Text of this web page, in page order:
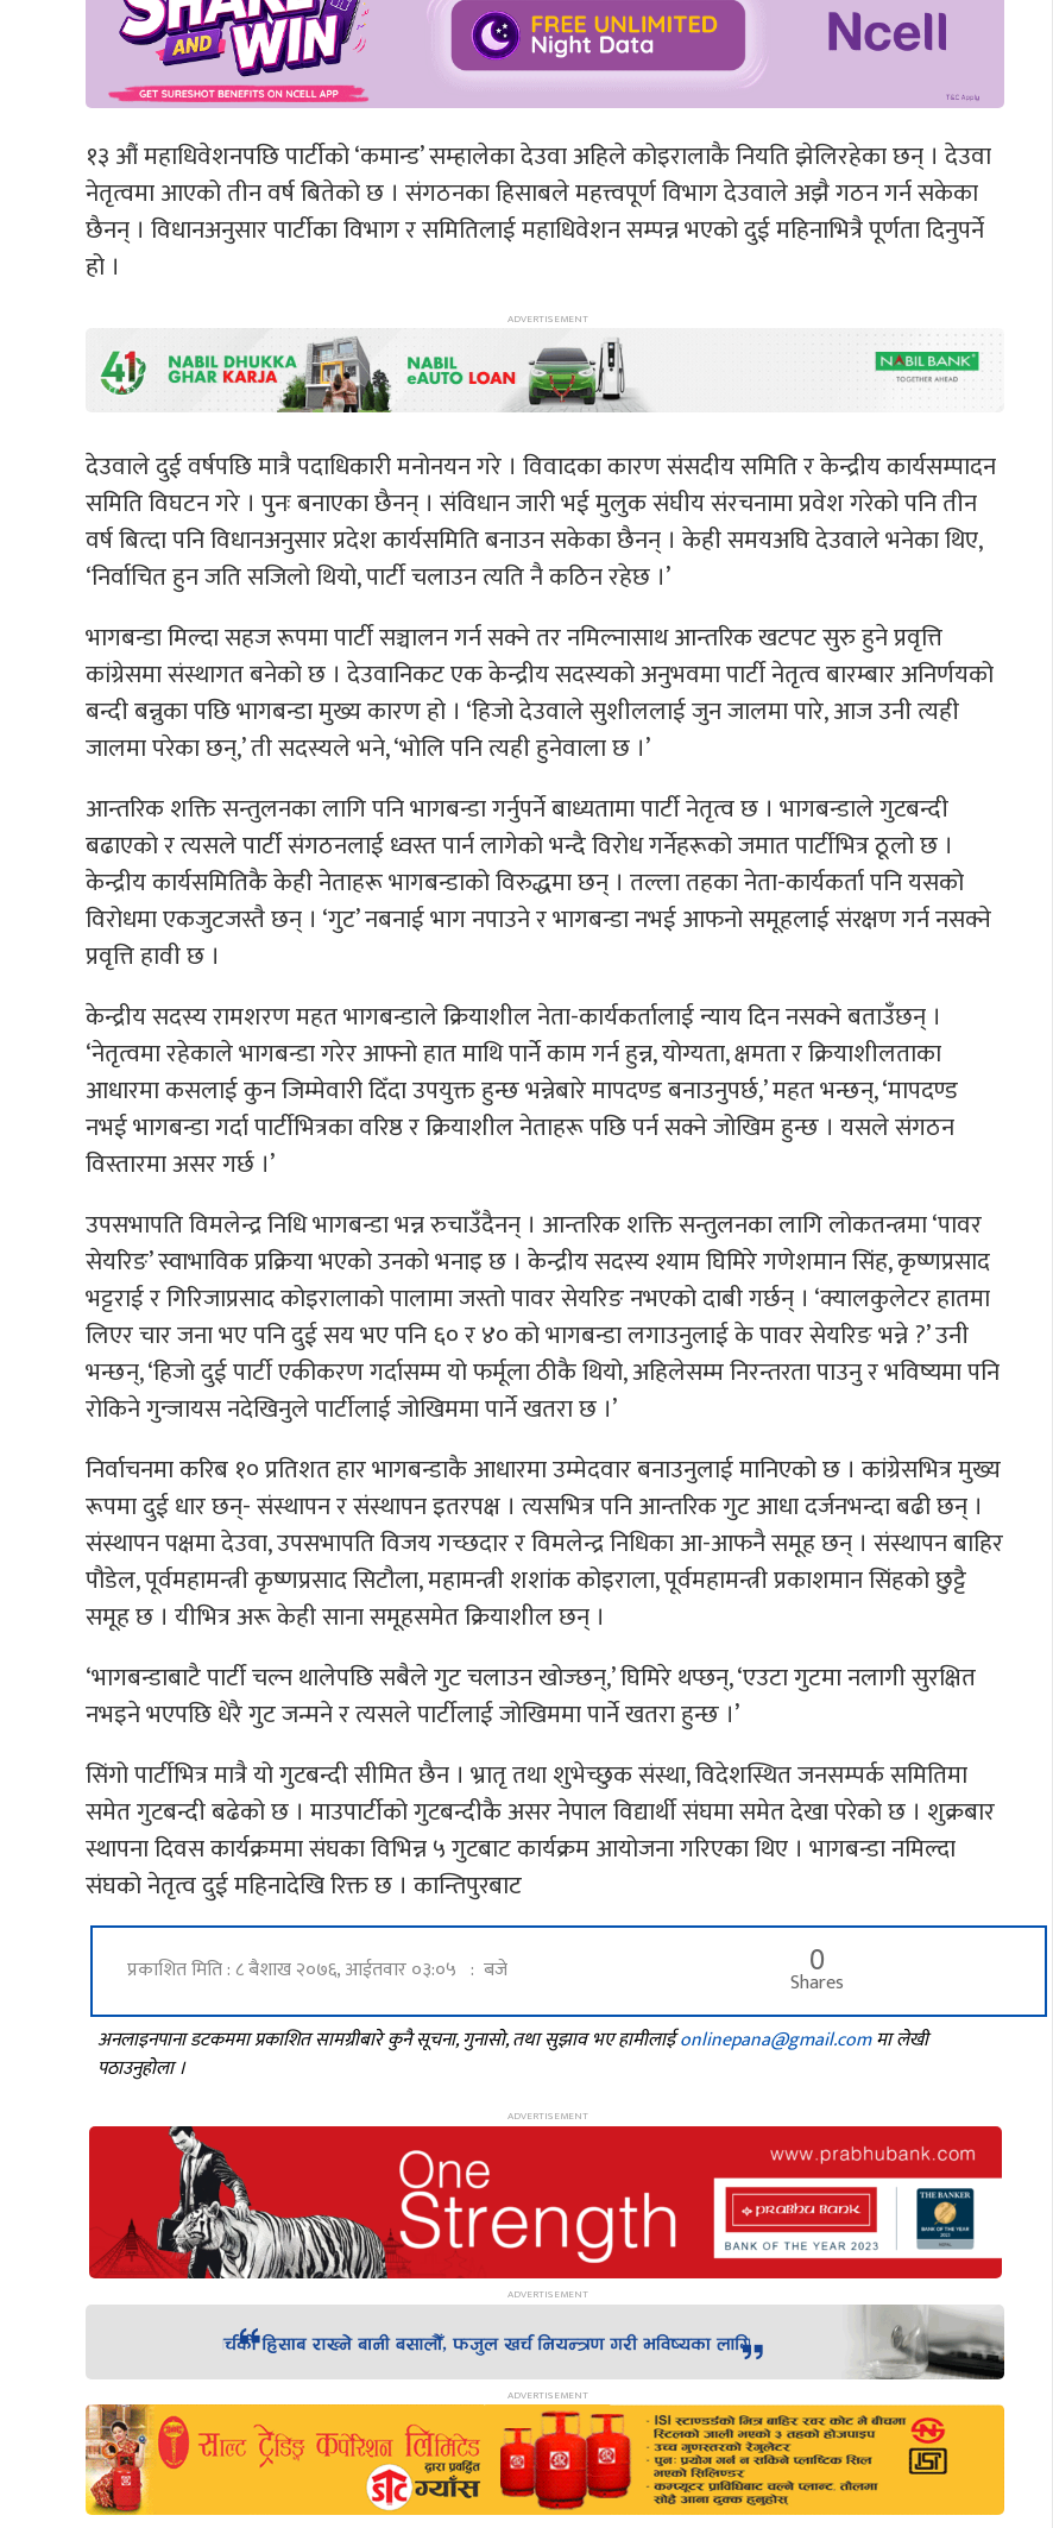
१३ औं महाधिवेशनपछि पार्टीको ‘कमान्ड’ सम्हालेका देउवा अहिले कोइरालाकै नियति झेलिरहेका छन् । देउवा
नेतृत्वमा आएको तीन वर्ष बितेको छ । संगठनका हिसाबले महत्त्वपूर्ण विभाग देउवाले अझै गठन गर्न सकेका
छैनन् । विधानअनुसार पार्टीका विभाग र समितिलाई महाधिवेशन सम्पन्न भएको दुई महिनाभित्रै पूर्णता दिनुपर्ने
हो ।
देउवाले दुई वर्षपछि मात्रै पदाधिकारी मनोनयन गरे । विवादका कारण संसदीय समिति र केन्द्रीय कार्यसम्पादन
समिति विघटन गरे । पुनः बनाएका छैनन् । संविधान जारी भई मुलुक संघीय संरचनामा प्रवेश गरेको पनि तीन
वर्ष बित्दा पनि विधानअनुसार प्रदेश कार्यसमिति बनाउन सकेका छैनन् । केही समयअघि देउवाले भनेका थिए,
‘निर्वाचित हुन जति सजिलो थियो, पार्टी चलाउन त्यति नै कठिन रहेछ ।’
भागबन्डा मिल्दा सहज रूपमा पार्टी सञ्चालन गर्न सक्ने तर नमिल्नासाथ आन्तरिक खटपट सुरु हुने प्रवृत्ति
कांग्रेसमा संस्थागत बनेको छ । देउवानिकट एक केन्द्रीय सदस्यको अनुभवमा पार्टी नेतृत्व बारम्बार अनिर्णयको
बन्दी बन्नुका पछि भागबन्डा मुख्य कारण हो । ‘हिजो देउवाले सुशीललाई जुन जालमा पारे, आज उनी त्यही
जालमा परेका छन्,’ ती सदस्यले भने, ‘भोलि पनि त्यही हुनेवाला छ ।’
आन्तरिक शक्ति सन्तुलनका लागि पनि भागबन्डा गर्नुपर्ने बाध्यतामा पार्टी नेतृत्व छ । भागबन्डाले गुटबन्दी
बढाएको र त्यसले पार्टी संगठनलाई ध्वस्त पार्न लागेको भन्दै विरोध गर्नेहरूको जमात पार्टीभित्र ठूलो छ ।
केन्द्रीय कार्यसमितिकै केही नेताहरू भागबन्डाको विरुद्धमा छन् । तल्ला तहका नेता-कार्यकर्ता पनि यसको
विरोधमा एकजुटजस्तै छन् । ‘गुट’ नबनाई भाग नपाउने र भागबन्डा नभई आफनो समूहलाई संरक्षण गर्न नसक्ने
प्रवृत्ति हावी छ ।
केन्द्रीय सदस्य रामशरण महत भागबन्डाले क्रियाशील नेता-कार्यकर्तालाई न्याय दिन नसक्ने बताउँछन् ।
‘नेतृत्वमा रहेकाले भागबन्डा गरेर आफ्नो हात माथि पार्ने काम गर्न हुन्न, योग्यता, क्षमता र क्रियाशीलताका
आधारमा कसलाई कुन जिम्मेवारी दिँदा उपयुक्त हुन्छ भन्नेबारे मापदण्ड बनाउनुपर्छ,’ महत भन्छन्, ‘मापदण्ड
नभई भागबन्डा गर्दा पार्टीभित्रका वरिष्ठ र क्रियाशील नेताहरू पछि पर्न सक्ने जोखिम हुन्छ । यसले संगठन
विस्तारमा असर गर्छ ।’
उपसभापति विमलेन्द्र निधि भागबन्डा भन्न रुचाउँदैनन् । आन्तरिक शक्ति सन्तुलनका लागि लोकतन्त्रमा ‘पावर
सेयरिङ’ स्वाभाविक प्रक्रिया भएको उनको भनाइ छ । केन्द्रीय सदस्य श्याम घिमिरे गणेशमान सिंह, कृष्णप्रसाद
भट्टराई र गिरिजाप्रसाद कोइरालाको पालामा जस्तो पावर सेयरिङ नभएको दाबी गर्छन् । ‘क्यालकुलेटर हातमा
लिएर चार जना भए पनि दुई सय भए पनि ६० र ४० को भागबन्डा लगाउनुलाई के पावर सेयरिङ भन्ने ?’ उनी
भन्छन्, ‘हिजो दुई पार्टी एकीकरण गर्दासम्म यो फर्मूला ठीकै थियो, अहिलेसम्म निरन्तरता पाउनु र भविष्यमा पनि
रोकिने गुन्जायस नदेखिनुले पार्टीलाई जोखिममा पार्ने खतरा छ ।’
निर्वाचनमा करिब १० प्रतिशत हार भागबन्डाकै आधारमा उम्मेदवार बनाउनुलाई मानिएको छ । कांग्रेसभित्र मुख्य
रूपमा दुई धार छन्- संस्थापन र संस्थापन इतरपक्ष । त्यसभित्र पनि आन्तरिक गुट आधा दर्जनभन्दा बढी छन् ।
संस्थापन पक्षमा देउवा, उपसभापति विजय गच्छदार र विमलेन्द्र निधिका आ-आफनै समूह छन् । संस्थापन बाहिर
पौडेल, पूर्वमहामन्त्री कृष्णप्रसाद सिटौला, महामन्त्री शशांक कोइराला, पूर्वमहामन्त्री प्रकाशमान सिंहको छुट्टै
समूह छ । यीभित्र अरू केही साना समूहसमेत क्रियाशील छन् ।
‘भागबन्डाबाटै पार्टी चल्न थालेपछि सबैले गुट चलाउन खोज्छन्,’ घिमिरे थप्छन्, ‘एउटा गुटमा नलागी सुरक्षित
नभइने भएपछि धेरै गुट जन्मने र त्यसले पार्टीलाई जोखिममा पार्ने खतरा हुन्छ ।’
सिंगो पार्टीभित्र मात्रै यो गुटबन्दी सीमित छैन । भ्रातृ तथा शुभेच्छुक संस्था, विदेशस्थित जनसम्पर्क समितिमा
समेत गुटबन्दी बढेको छ । माउपार्टीको गुटबन्दीकै असर नेपाल विद्यार्थी संघमा समेत देखा परेको छ । शुक्रबार
स्थापना दिवस कार्यक्रममा संघका विभिन्न ५ गुटबाट कार्यक्रम आयोजना गरिएका थिए । भागबन्डा नमिल्दा
संघको नेतृत्व दुई महिनादेखि रिक्त छ । कान्तिपुरबाट
प्रकाशित मिति : ८ बैशाख २०७६, आईतवार ०३:०५ : बजे 0
Shares
अनलाइनपाना डटकममा प्रकाशित सामग्रीबारे कुनै सूचना, गुनासो, तथा सुझाव भए हामीलाईonlinepana@gmail.comमा लेखी
पठाउनुहोला ।